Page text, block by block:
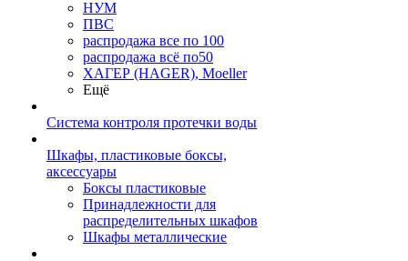
НУМ
ПВС
распродажа все по 100
распродажа всё по50
ХАГЕР (HAGER), Moeller
Ещё
Система контроля протечки воды
Шкафы, пластиковые боксы,
аксессуары
Боксы пластиковые
Принадлежности для
распределительных шкафов
Шкафы металлические